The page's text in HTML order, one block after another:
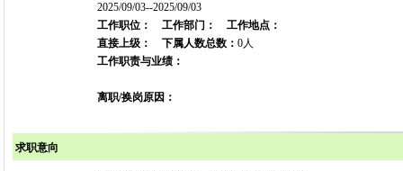
2025/09/03--2025/09/03
工作职位：
工作部门：
工作地点：
直接上级：
下属人数总数： 0人
工作职责与业绩：
离职/换岗原因：
求职意向